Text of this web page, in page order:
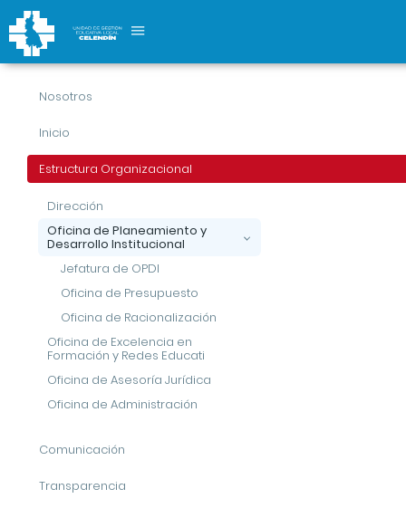
Nosotros
Inicio
Estructura Organizacional
Dirección
Oficina de Planeamiento y
Desarrollo Institucional
Jefatura de OPDI
Oficina de Presupuesto
Oficina de Racionalización
Oficina de Excelencia en
Formación y Redes Educati
Oficina de Asesoría Jurídica
Oficina de Administración
Comunicación
Transparencia
Oficina de Planeamiento y Desarrollo
Institucional
Oficina de Planeamiento y Desarrollo Institucional